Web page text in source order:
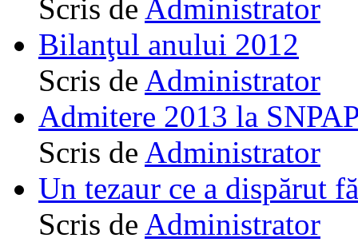
Scris de Administrator
Bilanţul anului 2012
Scris de Administrator
Admitere 2013 la
Scris de Administrator
Un tezaur ce a dispărut
Scris de Administrator